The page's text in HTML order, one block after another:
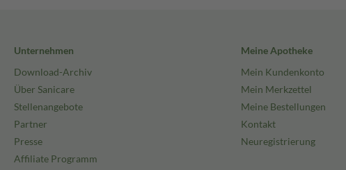
Unternehmen
Download-Archiv
Über Sanicare
Stellenangebote
Partner
Presse
Affiliate Programm
Meine Apotheke
Mein Kundenkonto
Mein Merkzettel
Meine Bestellungen
Kontakt
Neuregistrierung